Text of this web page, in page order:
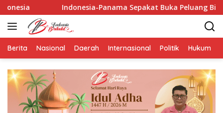
Langsung
ke
konten
Panama Sepakat Buka Peluang Bisnis Baru di Amerika
Berita Nasional Daerah Internasional Politik Hukum